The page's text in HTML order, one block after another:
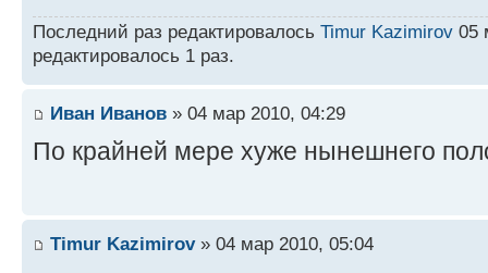
Последний раз редактировалось Timur Kazimirov 05
редактировалось 1 раз.
Иван Иванов » 04 мар 2010, 04:29
По крайней мере хуже нынешнего
Timur Kazimirov» 04 мар 2010, 05:04